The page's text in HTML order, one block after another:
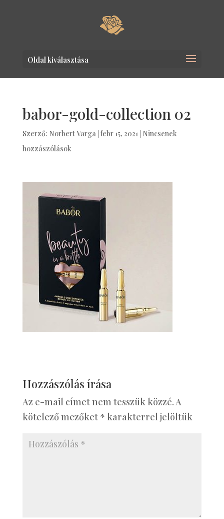
Oldal kiválasztása
babor-gold-collection 02
Szerző: Norbert Varga| febr 15, 2021| Nincsenek
hozzászólások
Hozzászólás írása
Az e-mail címet nem tesszük közzé.A
kötelező mezőket * karakterrel jelöltük